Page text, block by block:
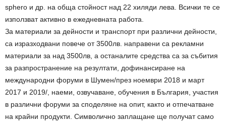
sphero и др. на обща стойност над 22 хиляди лева. Всички те се
използват активно в ежедневната работа.
За материали за дейности и транспорт при различни дейности,
са изразходвани повече от 3500лв. направени са рекламни
материали за над 3500лв, а останалите средства са за събития
за разпространение на резултати, дофинансиране на
международни форуми в Шумен/през ноември 2018 и март
2017 и 2019/, наеми, озвучаване, обучения в България, участия
в различни форуми за споделяне на опит, както и отпечатване
на крайни продукти. Символично заплащане ще получат само